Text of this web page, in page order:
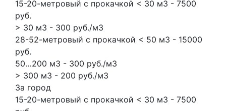
15-20-метровый с прокачкой < 30 м3 - 7500
руб.
> 30 м3 - 300 руб./м3
28-52-метровый с прокачкой < 50 м3 - 15000
руб.
50…200 м3 - 300 руб./м3
> 300 м3 - 200 руб./м3
За город
15-20-метровый с прокачкой < 30 м3 - 7500